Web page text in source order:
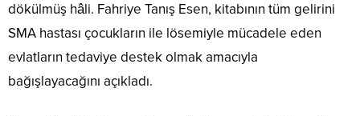
dökülmüş hâli. Fahriye Tanış Esen, kitabının tüm gelirini
SMA hastası çocukların ile lösemiyle mücadele eden
evlatların tedaviye destek olmak amacıyla
bağışlayacağını açıkladı.